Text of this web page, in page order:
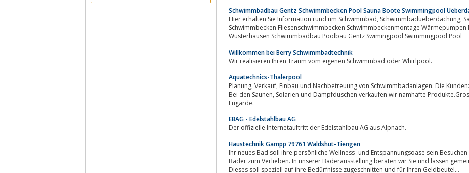
Schwimmbadbau Gentz Schwimmbecken Pool Sauna Boote Swimmingpool
Hier erhalten Sie Information rund um Schwimmbad, Schwimmbadueberdachung, Sauna, Boote, Solarium. ueberdachung
Schwimmbecken Fliesenschwimmbecken Schwimmbeckenmontage
Wusterhausen Schwimmbadbau Poolbau Gentz Swimingpool Swimmingpool Pool
Willkommen bei Berry Schwimmbadtechnik
Wir realisieren Ihren Traum vom eigenen Schwimmbad oder Whirlpool.
Aquatechnics-Thalerpool
Planung, Verkauf, Einbau und Nachbetreuung von Schwimmbadanlagen. Die Kundenzufriedenheit ist unser oberstes Gebot.
Bei den Saunen, Solarien und Dampfduschen verkaufen wir namhafte Produkte.Grosse Auswahl bei Gartenhaueser von
Lugarde.
EBAG - Edelstahlbau AG
Der offizielle Internetauftritt der Edelstahlbau AG aus Alpnach.
Haustechnik Gampp 79761 Waldshut-Tiengen
Ihr neues Bad soll ihre persönliche Wellness- und Entspannungsoase
Bäder zum Verlieben. In unserer Bäderausstellung beraten wir Sie und lassen
Dieses soll speziell auf ihre Bedürfnisse zugeschnitten und für Ihren Geldbeutel...